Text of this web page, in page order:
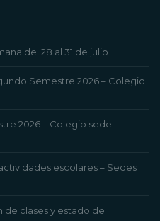
del 28 al 31 de julio
Semestre 2026 – Colegio
2026 – Colegio sede
escolares – Sedes
de clases y estado de